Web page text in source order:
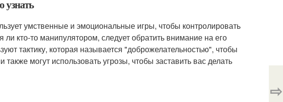
узнать
умственные и эмоциональные игры, чтобы контролировать
кто-то манипулятором, следует обратить внимание на его
тактику, которая называется "доброжелательностью", чтобы
могут использовать угрозы, чтобы заставить вас делать
⇨